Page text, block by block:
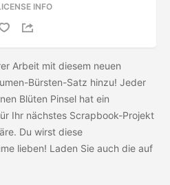
INFO
Arbeit mit diesem neuen
Bürsten-Satz hinzu! Jeder
Blüten Pinsel hat ein
Ihr nächstes Scrapbook-Projekt
Du wirst diese
lieben! Laden Sie auch die auf